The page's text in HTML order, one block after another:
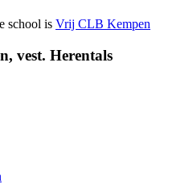
school is Vrij CLB Kempen
vest. Herentals